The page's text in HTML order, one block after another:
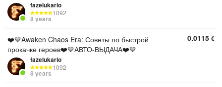
fazelukario
1092
8 years
❤️💙Awaken Chaos Era: Советы по быстрой
прокачке героев❤️💙АВТО-ВЫДАЧА❤️💙
fazelukario
1092
8 years
0.0115 €